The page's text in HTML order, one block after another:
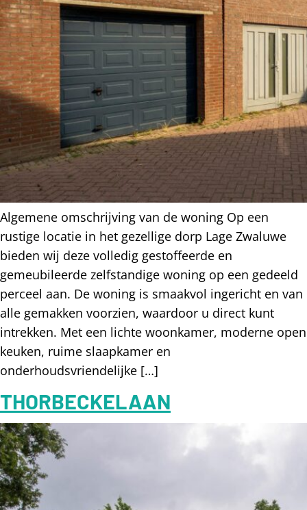
Algemene omschrijving van de woning Op een
rustige locatie in het gezellige dorp Lage Zwaluwe
bieden wij deze volledig gestoffeerde en
gemeubileerde zelfstandige woning op een gedeeld
perceel aan. De woning is smaakvol ingericht en van
alle gemakken voorzien, waardoor u direct kunt
intrekken. Met een lichte woonkamer, moderne open
keuken, ruime slaapkamer en
onderhoudsvriendelijke […]
THORBECKELAAN